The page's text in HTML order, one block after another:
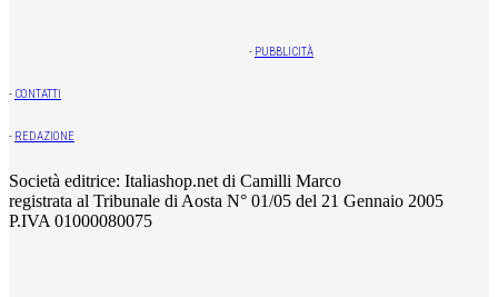
- PUBBLICITÀ
- CONTATTI
- REDAZIONE
Società editrice: Italiashop.net di Camilli Marco
registrata al Tribunale di Aosta N° 01/05 del 21 Gennaio 2005
P.IVA 01000080075